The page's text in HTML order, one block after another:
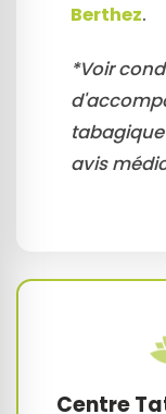
Berthez.
*Voir
avis
Centre